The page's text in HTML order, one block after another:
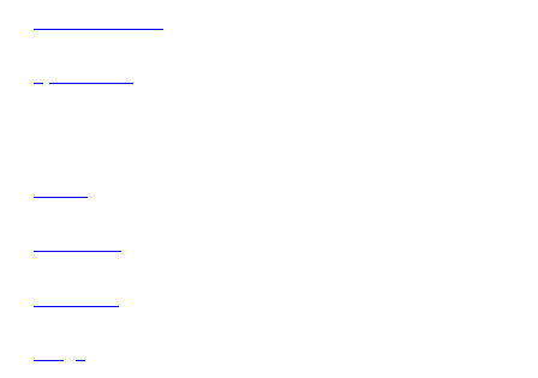
Derrick Crane
Spare Part
Home
About Us
Blogs